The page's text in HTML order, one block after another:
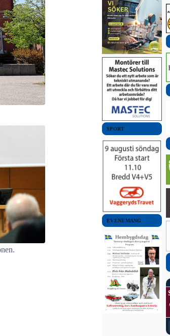
SPORT
EVENEMANG